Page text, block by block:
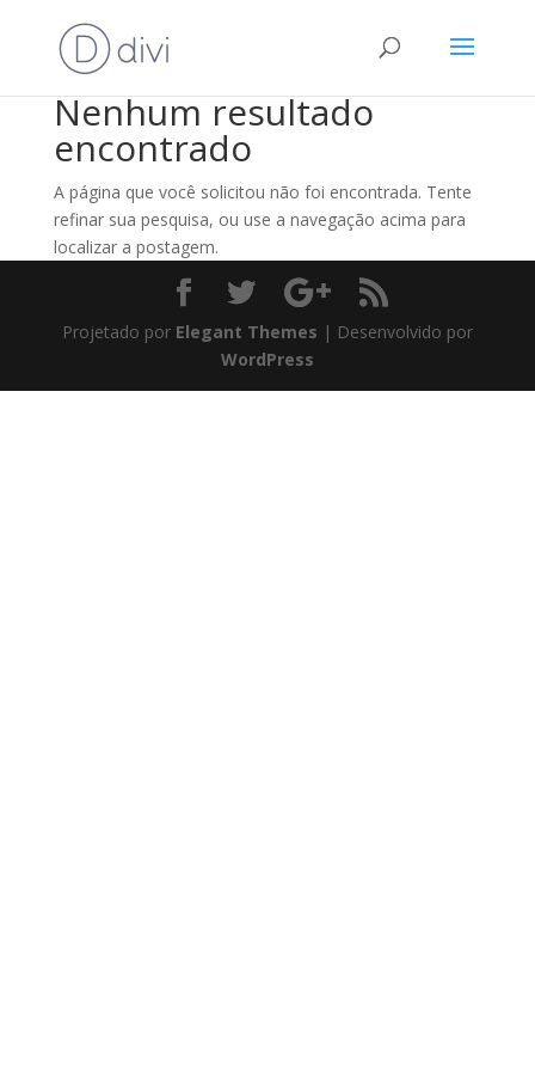
Nenhum resultado
encontrado
A página que você solicitou não foi encontrada. Tente
refinar sua pesquisa, ou use a navegação acima para
localizar a postagem.
Projetado por Elegant Themes | Desenvolvido por
WordPress